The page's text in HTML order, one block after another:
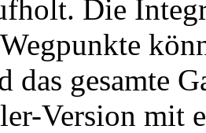
Die
das gesamte
Version mit